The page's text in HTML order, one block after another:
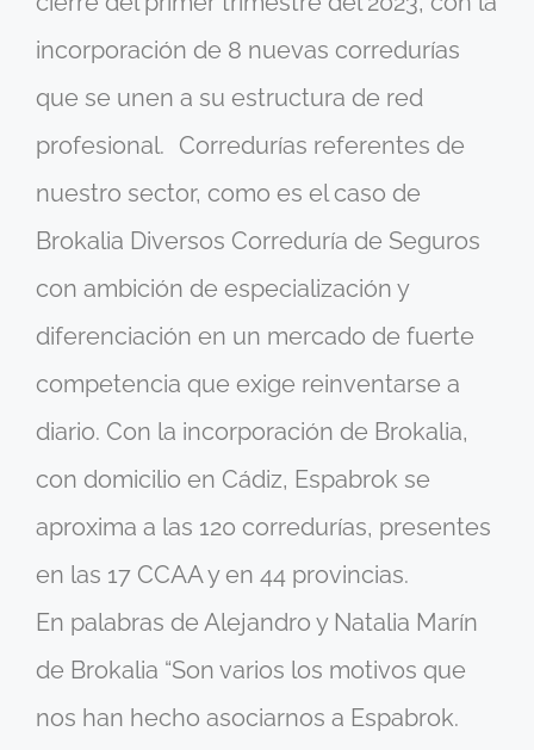
incorporación de 8 nuevas corredurías
que se unen a su estructura de red
profesional. Corredurías referentes de
nuestro sector, como es el caso de
Brokalia Diversos Correduría de Seguros
con ambición de especialización y
diferenciación en un mercado de fuerte
competencia que exige reinventarse a
diario. Con la incorporación de Brokalia,
con domicilio en Cádiz, Espabrok se
aproxima a las 120 corredurías, presentes
en las 17 CCAA y en 44 provincias.
En palabras de Alejandro y Natalia Marín
de Brokalia “Son varios los motivos que
nos han hecho asociarnos a Espabrok.